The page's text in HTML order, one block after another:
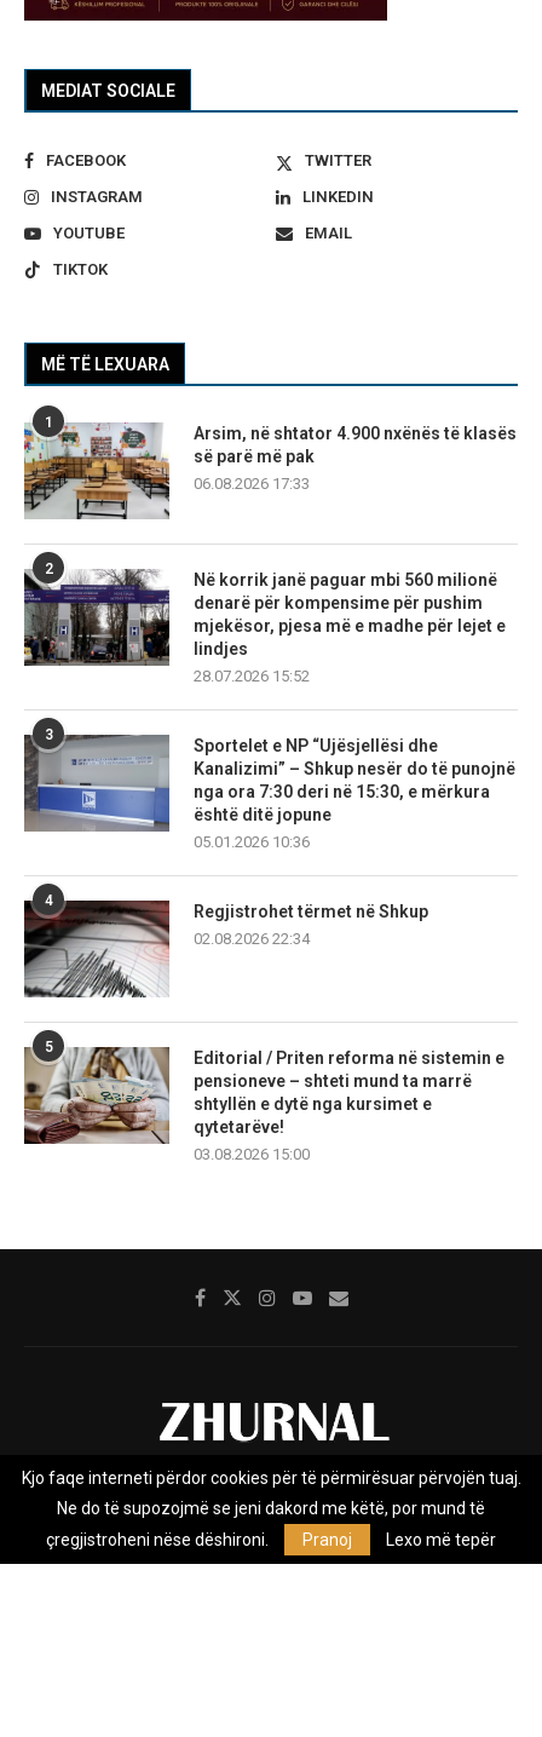
MEDIAT SOCIALE
FACEBOOK
TWITTER
INSTAGRAM
LINKEDIN
YOUTUBE
EMAIL
TIKTOK
MË TË LEXUARA
1
Arsim, në shtator 4.900 nxënës të klasës
së parë më pak
06.08.2026 17:33
2
Në korrik janë paguar mbi 560 milionë
denarë për kompensime për pushim
mjekësor, pjesa më e madhe për lejet e
lindjes
28.07.2026 15:52
3
Sportelet e NP “Ujësjellësi dhe
Kanalizimi” – Shkup nesër do të punojnë
nga ora 7:30 deri në 15:30, e mërkura
është ditë jopune
05.01.2026 10:36
4
Regjistrohet tërmet në Shkup
02.08.2026 22:34
5
Editorial / Priten reforma në sistemin e
pensioneve – shteti mund ta marrë
shtyllën e dytë nga kursimet e
qytetarëve!
03.08.2026 15:00
Rreth nesh Impresumi Marketing
Privacy Policy
Zhurnal.mk është Agjenci e Lajmeve e pavarur, e themeluar në vitin
Kjo faqe interneti përdor cookies për të përmirësuar përvojën tuaj.
Ne do të supozojmë se jeni dakord me këtë, por mund të
çregjistroheni nëse dëshironi.
Pranoj Lexo më tepër